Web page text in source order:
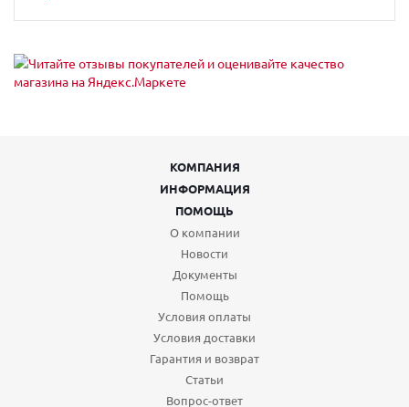
КОМПАНИЯ
ИНФОРМАЦИЯ
ПОМОЩЬ
О компании
Новости
Документы
Помощь
Условия оплаты
Условия доставки
Гарантия и возврат
Статьи
Вопрос-ответ